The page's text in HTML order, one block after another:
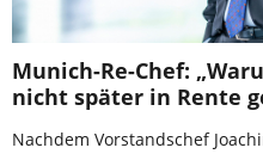
Munich-Re-Chef:
nicht später in Rente
Nachdem Vorstandschef